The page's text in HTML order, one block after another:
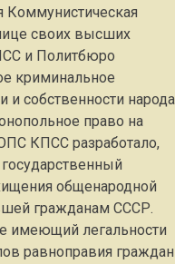
Коммунистическая
своих высших
и Политбюро
криминальное
и собственности народа
право на
КПСС разработало,
общенародной
гражданам СССР.
имеющий легальности
равноправия граждан